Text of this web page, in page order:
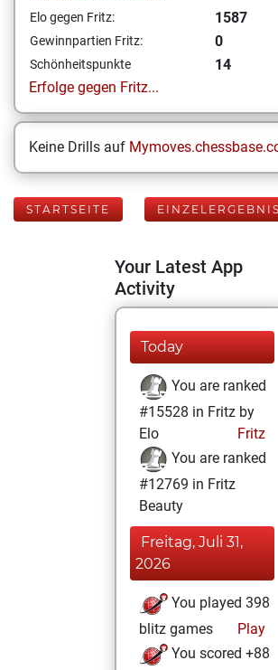
Elo gegen Fritz: 1587
Gewinnpartien Fritz: 0
Schönheitspunkte
14
Erfolge gegen Fritz...
Keine Drills auf
STARTSEITE
Your Latest App
Activity
Today
You are ranked
#15528 in Fritz by
Elo
Fritz
You are ranked
#12769 in Fritz
Beauty
Freitag, Juli 31,
2026
You played 398
blitz games
Play
You scored +88